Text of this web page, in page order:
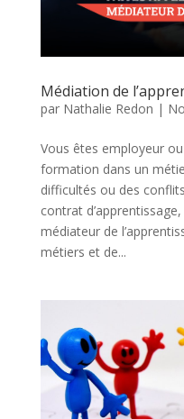
Médiation de
par Nathalie Redon |
Vous êtes employeur
formation dans un
difficultés ou des
contrat
médiateur de
métiers et de...